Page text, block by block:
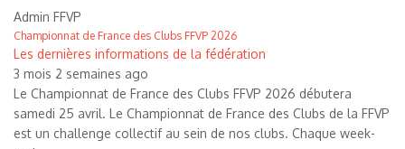
Admin FFVP
Championnat de France des Clubs FFVP 2026
Les dernières informations de la fédération
3 mois 2 semaines ago
Le Championnat de France des Clubs FFVP 2026 débutera
samedi 25 avril. Le Championnat de France des Clubs de la FFVP
est un challenge collectif au sein de nos clubs. Chaque week-